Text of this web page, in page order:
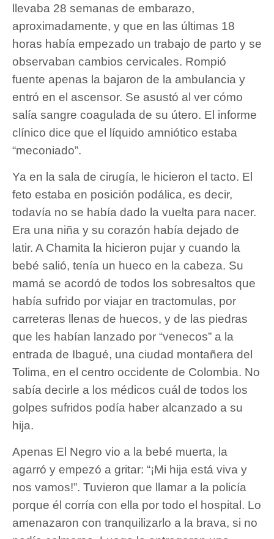
llevaba 28 semanas de embarazo,
aproximadamente, y que en las últimas 18
horas había empezado un trabajo de parto y se
observaban cambios cervicales. Rompió
fuente apenas la bajaron de la ambulancia y
entró en el ascensor. Se asustó al ver cómo
salía sangre coagulada de su útero. El informe
clínico dice que el líquido amniótico estaba
“meconiado”.
Ya en la sala de cirugía, le hicieron el tacto. El
feto estaba en posición podálica, es decir,
todavía no se había dado la vuelta para nacer.
Era una niña y su corazón había dejado de
latir. A Chamita la hicieron pujar y cuando la
bebé salió, tenía un hueco en la cabeza. Su
mamá se acordó de todos los sobresaltos que
había sufrido por viajar en tractomulas, por
carreteras llenas de huecos, y de las piedras
que les habían lanzado por “venecos” a la
entrada de Ibagué, una ciudad montañera del
Tolima, en el centro occidente de Colombia. No
sabía decirle a los médicos cuál de todos los
golpes sufridos podía haber alcanzado a su
hija.
Apenas El Negro vio a la bebé muerta, la
agarró y empezó a gritar: “¡Mi hija está viva y
nos vamos!”. Tuvieron que llamar a la policía
porque él corría con ella por todo el hospital. Lo
amenazaron con tranquilizarlo a la brava, si no